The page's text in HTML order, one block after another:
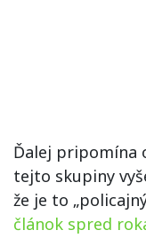
Ďalej pripomína
tejto skupiny
že je to
článok spred